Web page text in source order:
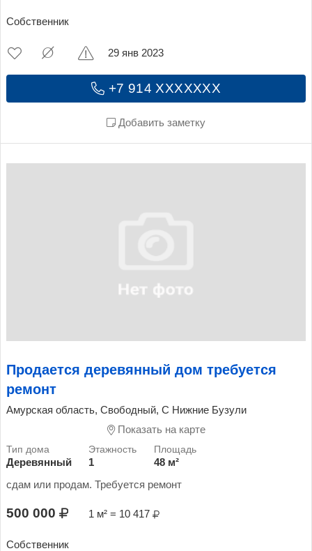
Собственник
+7 914 XXXXXXX
Добавить заметку
29 янв 2023
Продается деревянный дом требуется
ремонт
Амурская область, Свободный, С Нижние Бузули
Показать на карте
Деревянный 1
48 м²
сдам или продам. Требуется ремонт
500 000 1 м² = 10 417
Собственник